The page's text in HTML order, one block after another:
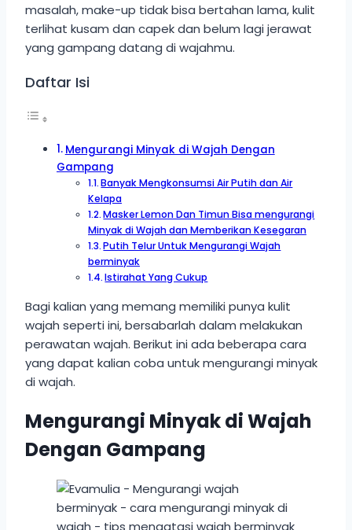
masalah, make-up tidak bisa bertahan lama, kulit
terlihat kusam dan capek dan belum lagi jerawat
yang gampang datang di wajahmu.
Daftar Isi
Mengurangi Minyak di Wajah Dengan
Gampang
Banyak Mengkonsumsi Air Putih dan Air
Kelapa
Masker Lemon Dan Timun Bisa mengurangi
Minyak di Wajah dan Memberikan Kesegaran
Putih Telur Untuk Mengurangi Wajah
berminyak
Istirahat Yang Cukup
Bagi kalian yang memang memiliki punya kulit
wajah seperti ini, bersabarlah dalam melakukan
perawatan wajah. Berikut ini ada beberapa cara
yang dapat kalian coba untuk mengurangi minyak
di wajah.
Mengurangi Minyak di Wajah
Dengan Gampang